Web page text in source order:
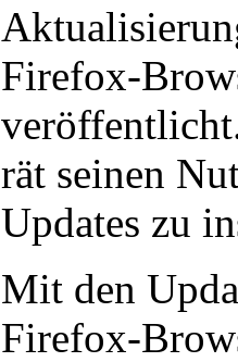
Firefox-
rät seinen
Updates zu
Mit den
Firefox-